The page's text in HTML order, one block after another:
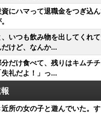
にハマって退職金をつぎ込
いつも飲み物を出してくれ
けど、なんか...
だけ食べて、残りはキムチ
礼だよ！」っ...
所の女の子と遊んでいた。